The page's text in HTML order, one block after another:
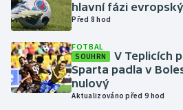
Gymnastika
Házená
Jezdectví
hlavní fázi
Před 8 hod
FOTBAL
SOUHRN
V Teplicích
Sparta padla v
nulový
Aktualizováno před 9 hod